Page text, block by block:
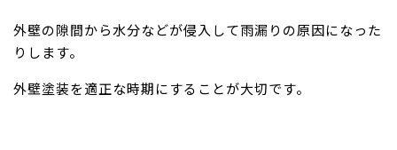
外壁の隙間から水分などが侵入して雨漏りの原因になった
りします。
外壁塗装を適正な時期にすることが大切です。